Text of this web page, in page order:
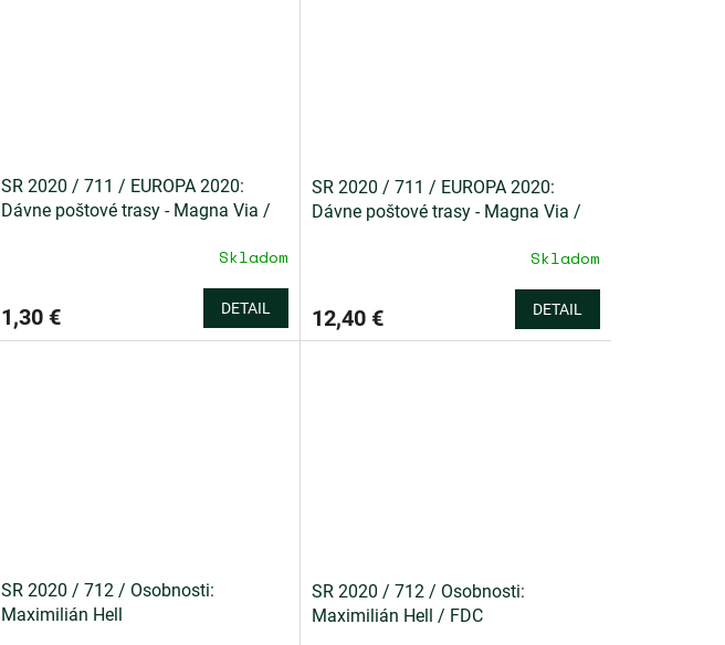
SR 2020 / 711 / EUROPA 2020:
Dávne poštové trasy - Magna Via /
Skladom
1,30 € DETAIL
SR 2020 / 711 / EUROPA 2020:
Dávne poštové trasy - Magna Via /
Skladom
12,40 € DETAIL
SR 2020 / 712 / Osobnosti:
Maximilián Hell
SR 2020 / 712 / Osobnosti:
Maximilián Hell / FDC